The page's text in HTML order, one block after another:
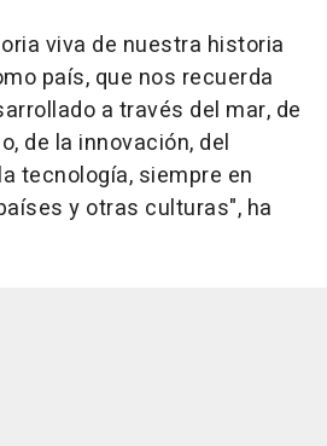
viva de nuestra historia
país, que nos recuerda
a través del mar, de
de la innovación, del
tecnología, siempre en
y otras culturas", ha